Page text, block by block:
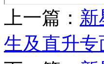
上一篇： 新
生及直升